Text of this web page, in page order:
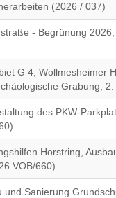
(2026 / 037)
- Begrünung
G 4, Wollmesheimer
Grabung;
des PKW-
Horstring,
VOB/660)
und Sanierung